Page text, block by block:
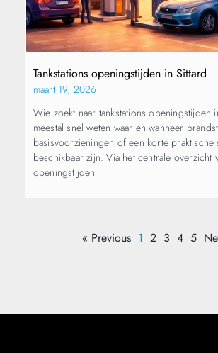
Tankstations openingstijden in Sittard
maart 19, 2026
Wie zoekt naar tankstations openingstijden
meestal snel weten waar en wanneer
basisvoorzieningen of een korte praktische
beschikbaar zijn. Via het centrale overzicht
openingstijden
« Previous 1 2 3 4 5